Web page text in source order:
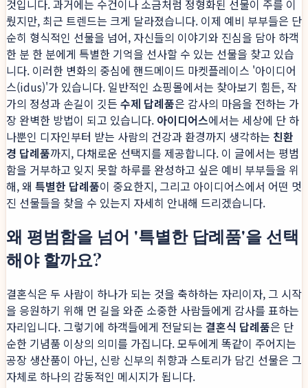
것입니다. 과거에는 수건이나 소금처럼 정형화된 선물이 주를 이
뤘지만, 최근 트렌드는 크게 달라졌습니다. 이제 예비 부부들은 단
순히 형식적인 선물을 넘어, 자신들의 이야기와 진심을 담아 하객
한 분 한 분에게 특별한 기억을 선사할 수 있는 선물을 찾고 있습
니다. 이러한 변화의 중심에 핸드메이드 마켓플레이스 '아이디어
스(idus)'가 있습니다. 일반적인 쇼핑몰에서는 찾아보기 힘든, 작
가의 정성과 손길이 깃든 수제 답례품은 감사의 마음을 전하는 가
장 완벽한 방법이 되고 있습니다. 아이디어스에서는 세상에 단 하
나뿐인 디자인부터 받는 사람의 건강과 환경까지 생각하는 친환
경 답례품까지, 다채로운 선택지를 제공합니다. 이 글에서는 평범
함을 거부하고 잊지 못할 하루를 완성하고 싶은 예비 부부들을 위
해, 왜 특별한 답례품이 중요한지, 그리고 아이디어스에서 어떤 멋
진 선물들을 찾을 수 있는지 자세히 안내해 드리겠습니다.
왜 평범함을 넘어 '특별한 답례품'을 선택
해야 할까요?
결혼식은 두 사람이 하나가 되는 것을 축하하는 자리이자, 그 시작
을 응원하기 위해 먼 길을 와준 소중한 사람들에게 감사를 표하는
자리입니다. 그렇기에 하객들에게 전달되는 결혼식 답례품은 단
순한 기념품 이상의 의미를 가집니다. 모두에게 똑같이 주어지는
공장 생산품이 아닌, 신랑 신부의 취향과 스토리가 담긴 선물은 그
자체로 하나의 감동적인 메시지가 됩니다.